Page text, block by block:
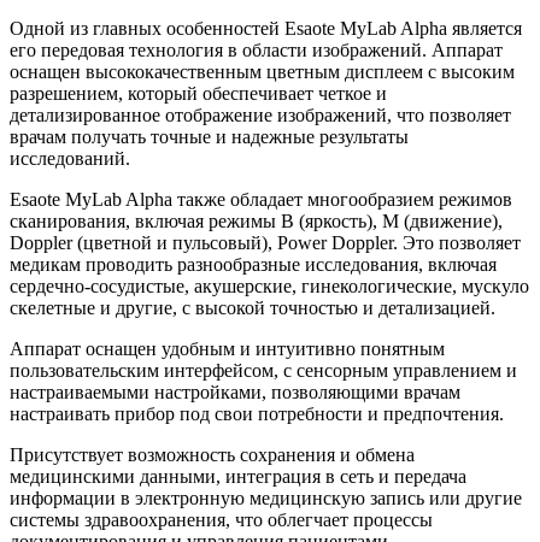
Одной из главных особенностей Esaote MyLab Alpha является
его передовая технология в области изображений. Аппарат
оснащен высококачественным цветным дисплеем с высоким
разрешением, который обеспечивает четкое и
детализированное отображение изображений, что позволяет
врачам получать точные и надежные результаты
исследований.
Esaote MyLab Alpha также обладает многообразием режимов
сканирования, включая режимы B (яркость), M (движение),
Doppler (цветной и пульсовый), Power Doppler. Это позволяет
медикам проводить разнообразные исследования, включая
сердечно-сосудистые, акушерские, гинекологические, мускуло
скелетные и другие, с высокой точностью и детализацией.
Аппарат оснащен удобным и интуитивно понятным
пользовательским интерфейсом, с сенсорным управлением и
настраиваемыми настройками, позволяющими врачам
настраивать прибор под свои потребности и предпочтения.
Присутствует возможность сохранения и обмена
медицинскими данными, интеграция в сеть и передача
информации в электронную медицинскую запись или другие
системы здравоохранения, что облегчает процессы